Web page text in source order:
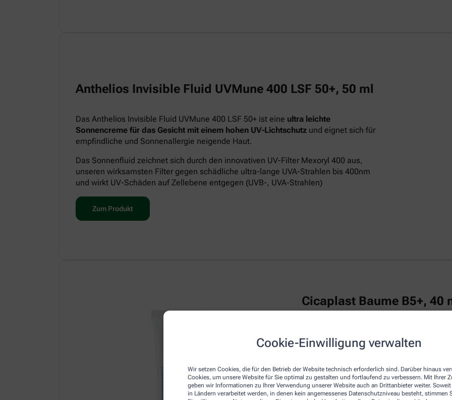
Cookie-Einwilligung verwalten
Wir setzen Cookies, die für den Betrieb der Website technisch erforderlich sind. Darüber hinaus
Cookies, um unsere Website für Sie optimal zu gestalten und fortlaufend zu verbessern. Mit Ihrer
geben wir Informationen zu Ihrer Verwendung unserer Website auch an Drittanbieter weiter. Soweit
in Ländern verarbeitet werden, in denen kein angemessenes Datenschutzniveau besteht, stimmen
Anthelios Invisible Fluid UVMune 400 LSF 50+, 50 ml
Das Anthelios Invisible Fluid UVMune 400 LSF 50+ ist eine ultra leichte
Sonnencreme für das Gesicht mit einem hohen UV-Lichtschutz und eignet sich für
empfindliche und Sonnenallergie neigende Haut.
Das Sonnenfluid zeichnet sich durch den innovativen UV-Filter Mexoryl 400 aus,
unseren wirksamsten Filter gegen schädliche ultra-lange UVA-Strahlen bis 400nm
und wirkt UV-Schäden auf Zellebene entgegen (UVB-, UVA-Strahlen)
Zum Produkt
Cicaplast Baume B5+, 40
La Roche Posay CICAPLAST Baume
irritierte Haut.Das reparierende Balsam
Die Creme zeichnet sich durch eine
empfindliche Haut am Körper, Gesicht
Dexpanthenol bezeichnet, wirkt